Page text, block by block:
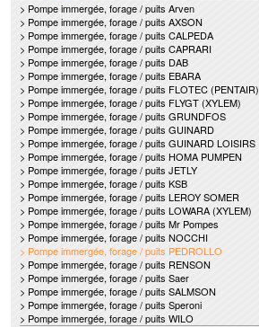
> Pompe immergée, forage / puits Arven
> Pompe immergée, forage / puits AXSON
> Pompe immergée, forage / puits CALPEDA
> Pompe immergée, forage / puits CAPRARI
> Pompe immergée, forage / puits DAB
> Pompe immergée, forage / puits EBARA
> Pompe immergée, forage / puits FLOTEC (PENTAIR)
> Pompe immergée, forage / puits FLYGT (XYLEM)
> Pompe immergée, forage / puits GRUNDFOS
> Pompe immergée, forage / puits GUINARD
> Pompe immergée, forage / puits GUINARD LOISIRS
> Pompe immergée, forage / puits HOMA PUMPEN
> Pompe immergée, forage / puits JETLY
> Pompe immergée, forage / puits KSB
> Pompe immergée, forage / puits LEROY SOMER
> Pompe immergée, forage / puits LOWARA (XYLEM)
> Pompe immergée, forage / puits Mr Pompes
> Pompe immergée, forage / puits NOCCHI
> Pompe immergée, forage / puits PEDROLLO
> Pompe immergée, forage / puits RENSON
> Pompe immergée, forage / puits Saer
> Pompe immergée, forage / puits SALMSON
> Pompe immergée, forage / puits Speroni
> Pompe immergée, forage / puits WILO